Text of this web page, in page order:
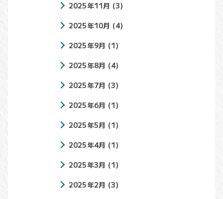
2025年11月 (3)
2025年10月 (4)
2025年9月 (1)
2025年8月 (4)
2025年7月 (3)
2025年6月 (1)
2025年5月 (1)
2025年4月 (1)
2025年3月 (1)
2025年2月 (3)